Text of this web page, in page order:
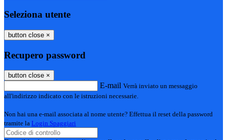
Seleziona utente
button close ×
Recupero password
button close ×
E-mail Verrà inviato un messaggio
all'indirizzo indicato con le istruzioni necessarie.
Non hai una e-mail associata al nome utente? Effettua il reset della password
tramite la Login Spaggiari